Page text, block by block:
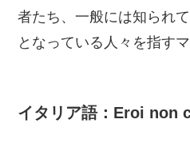
者たち、一般には知られ
となっている人々を指す
イタリア語：Eroi non